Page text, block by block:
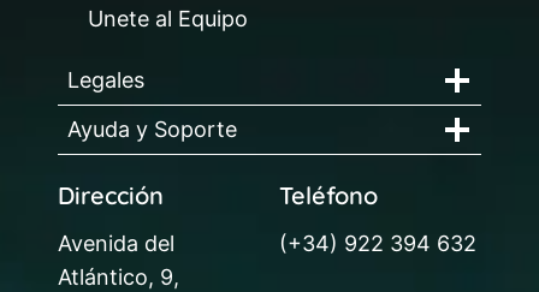
Unete al Equipo
Legales
Ayuda y Soporte
Dirección
Avenida del
Atlántico, 9,
Teléfono
(+34) 922 394 632